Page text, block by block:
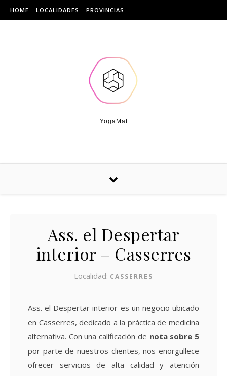
Skip to content
HOME LOCALIDADES PROVINCIAS
YogaMat
Ass. el Despertar
interior – Casserres
Localidad: CASSERRES
Ass. el Despertar interior es un negocio ubicado
en Casserres, dedicado a la práctica de medicina
alternativa. Con una calificación de nota sobre 5
por parte de nuestros clientes, nos enorgullece
ofrecer servicios de alta calidad y atención